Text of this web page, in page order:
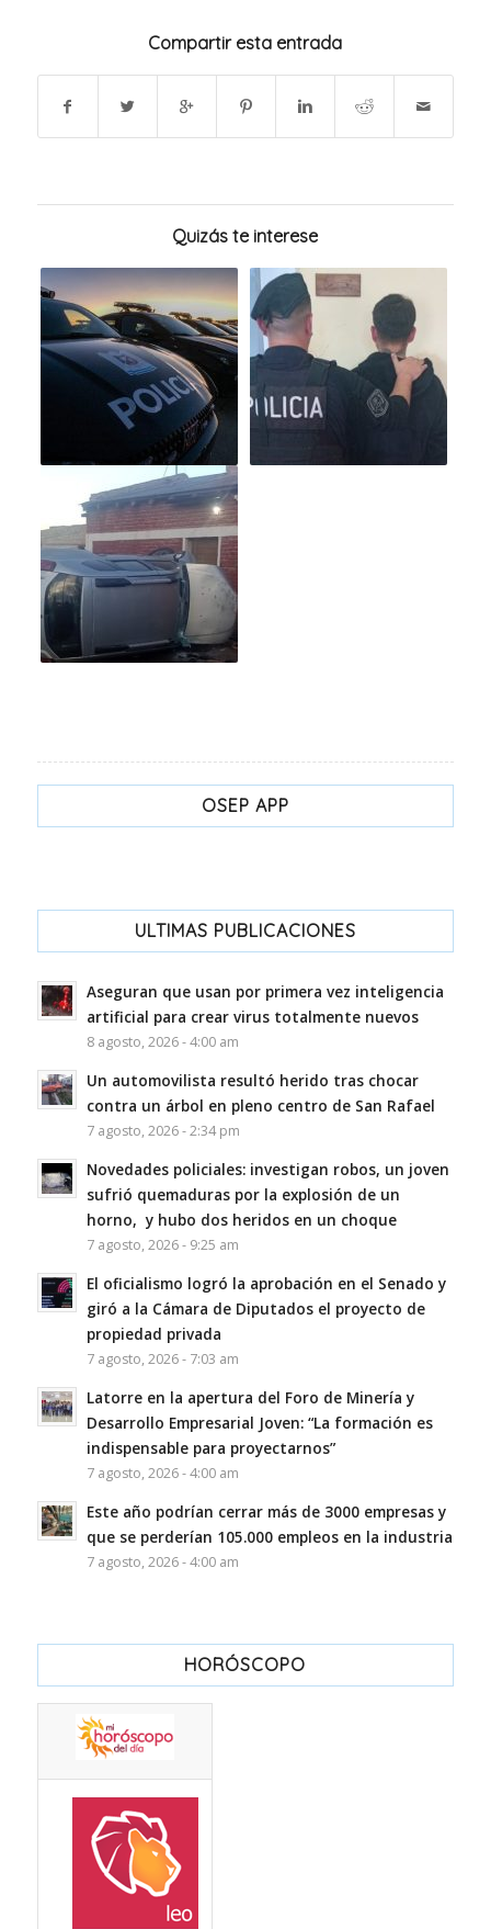
Compartir esta entrada
Quizás te interese
OSEP APP
ULTIMAS PUBLICACIONES
Aseguran que usan por primera vez inteligencia
artificial para crear virus totalmente nuevos
8 agosto, 2026 - 4:00 am
Un automovilista resultó herido tras chocar
contra un árbol en pleno centro de San Rafael
7 agosto, 2026 - 2:34 pm
Novedades policiales: investigan robos, un joven
sufrió quemaduras por la explosión de un
horno, y hubo dos heridos en un choque
7 agosto, 2026 - 9:25 am
El oficialismo logró la aprobación en el Senado y
giró a la Cámara de Diputados el proyecto de
propiedad privada
7 agosto, 2026 - 7:03 am
Latorre en la apertura del Foro de Minería y
Desarrollo Empresarial Joven: “La formación es
indispensable para proyectarnos”
7 agosto, 2026 - 4:00 am
Este año podrían cerrar más de 3000 empresas y
que se perderían 105.000 empleos en la industria
7 agosto, 2026 - 4:00 am
HORÓSCOPO